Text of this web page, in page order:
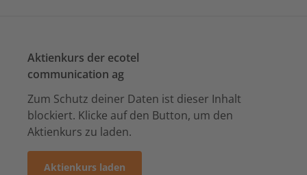
Aktienkurs der ecotel
communication ag
Zum Schutz deiner Daten ist dieser Inhalt
blockiert. Klicke auf den Button, um den
Aktienkurs zu laden.
Aktienkurs laden